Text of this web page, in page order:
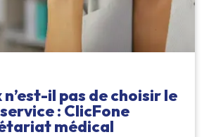
n’est-il pas de choisir le
: ClicFone
médical